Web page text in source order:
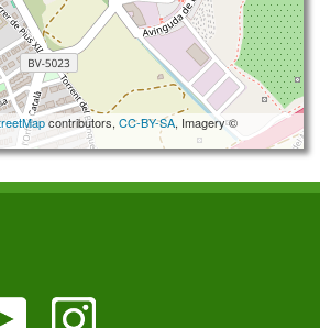
contributors, CC-BY-SA, Imagery ©